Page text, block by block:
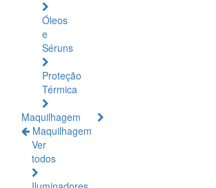
Óleos
e
Séruns
Proteção
Térmica
Maquilhagem
Maquilhagem
Ver
todos